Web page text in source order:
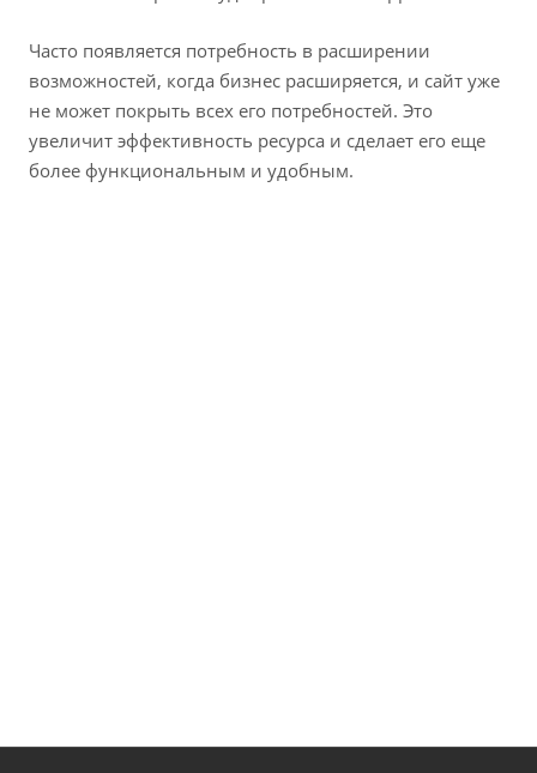
Часто появляется потребность в расширении
возможностей, когда бизнес расширяется, и сайт уже
не может покрыть всех его потребностей. Это
увеличит эффективность ресурса и сделает его еще
более функциональным и удобным.